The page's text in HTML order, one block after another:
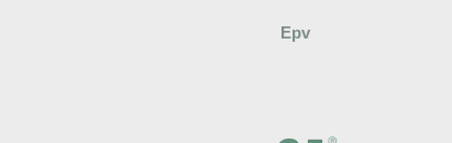
Epv